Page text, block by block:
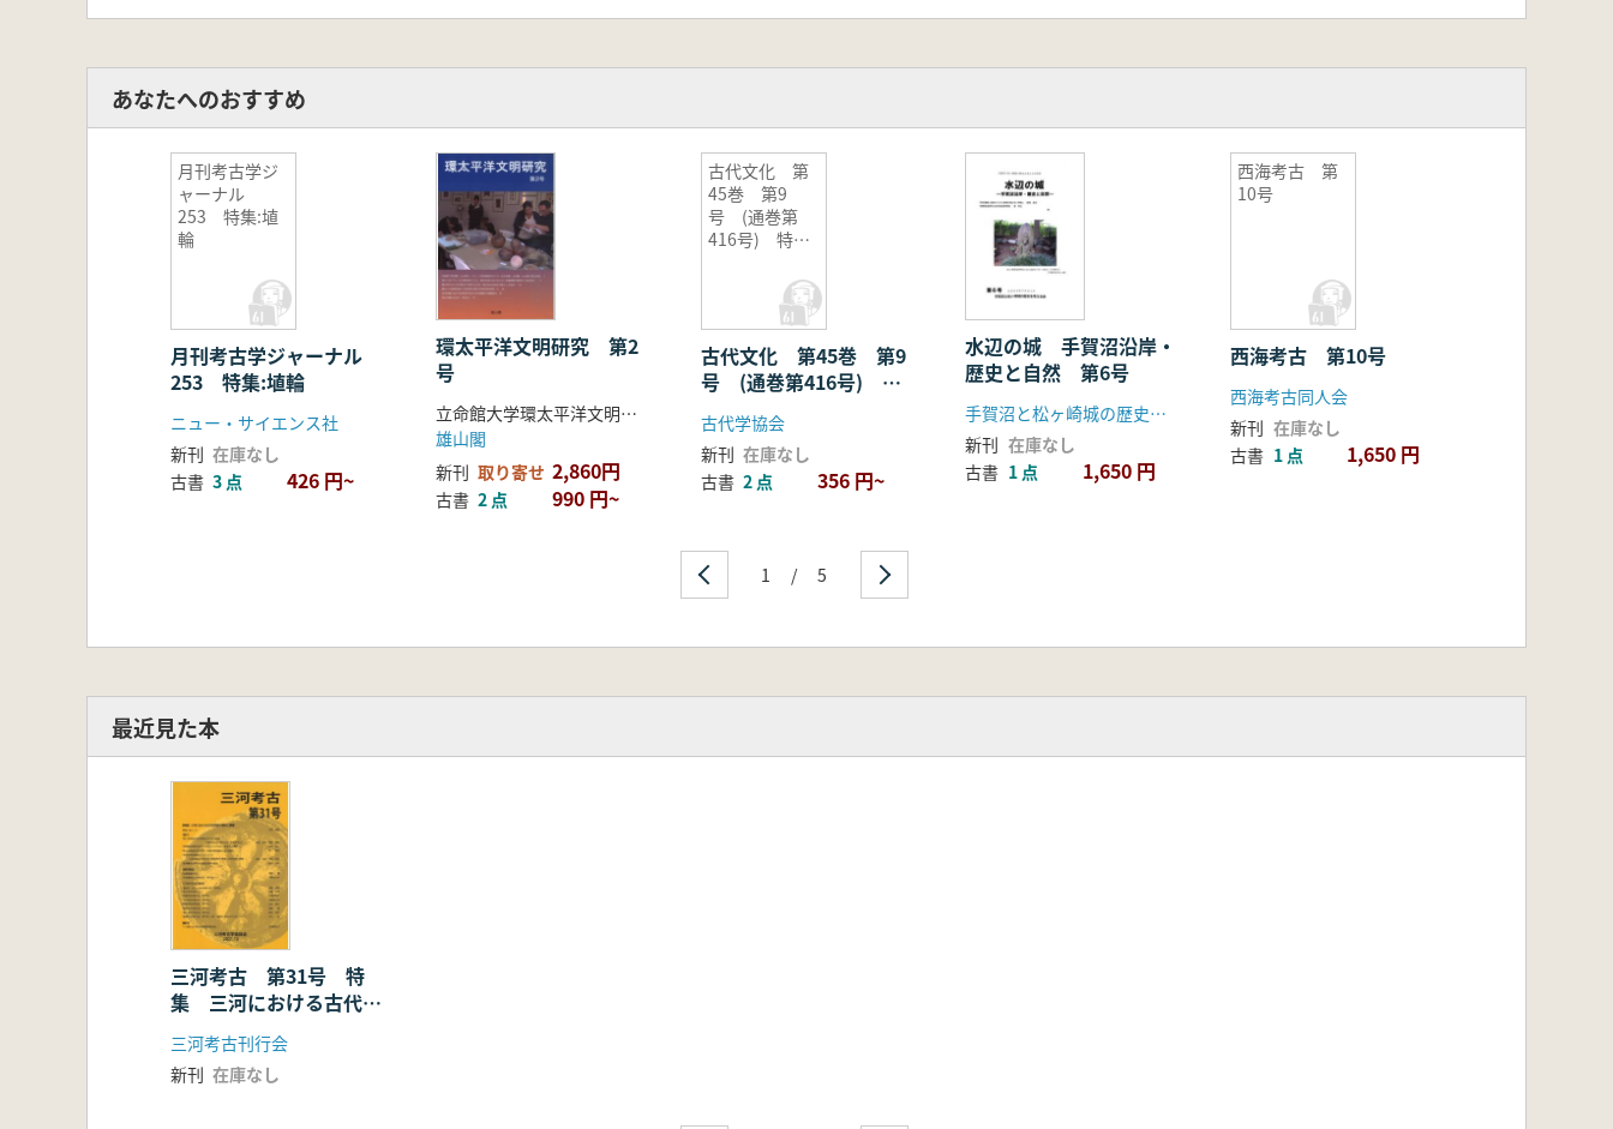
あなたへのおすすめ
月刊考古学ジ
ャーナル
253 特集:埴
輪
月刊考古学ジャーナル
253 特集:埴輪
ニュー・サイエンス社
新刊 在庫なし
古書 3 点 426 円~
環太平洋文明研究 第2
号
立命館大学環太平洋文明研究センター 編
雄山閣
新刊 取り寄せ 2,860円
古書 2 点 990 円~
古代文化 第
45巻 第9
号 (通巻第
416号) 特輯:
鎌倉-平安末期
都市史研究-
古代文化 第45巻 第9
号 (通巻第416号) 特
輯:平泉、京都、鎌倉-平
安末期都市史研究-
古代学協会
新刊 在庫なし
古書 2 点 356 円~
水辺の城 手賀沼沿岸・
歴史と自然 第6号
手賀沼と松ヶ崎城の歴史を考える会
新刊 在庫なし
古書 1 点 1,650 円
西海考古 第
10号
西海考古 第10号
西海考古同人会
新刊 在庫なし
古書 1 点 1,650 円
1 / 5
最近見た本
三河考古 第31号 特
集 三河における古代瓦
三河考古刊行会
新刊 在庫なし